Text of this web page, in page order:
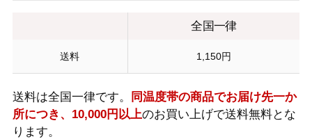
全国一律
送料 1,150円
送料は全国一律です。
同温度帯の商品でお届け先一か
所につき、10,000円以上のお買い上げで送料無料とな
ります。